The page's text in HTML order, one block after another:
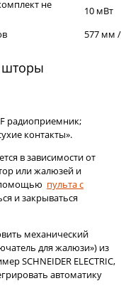
не
10 мВт
577 мм
шторы
радиоприемник;
контакты».
в зависимости от
или жалюзей и
пульта с
и закрываться
механический
для жалюзи») из
SCHNEIDER ELECTRIC,
автоматику